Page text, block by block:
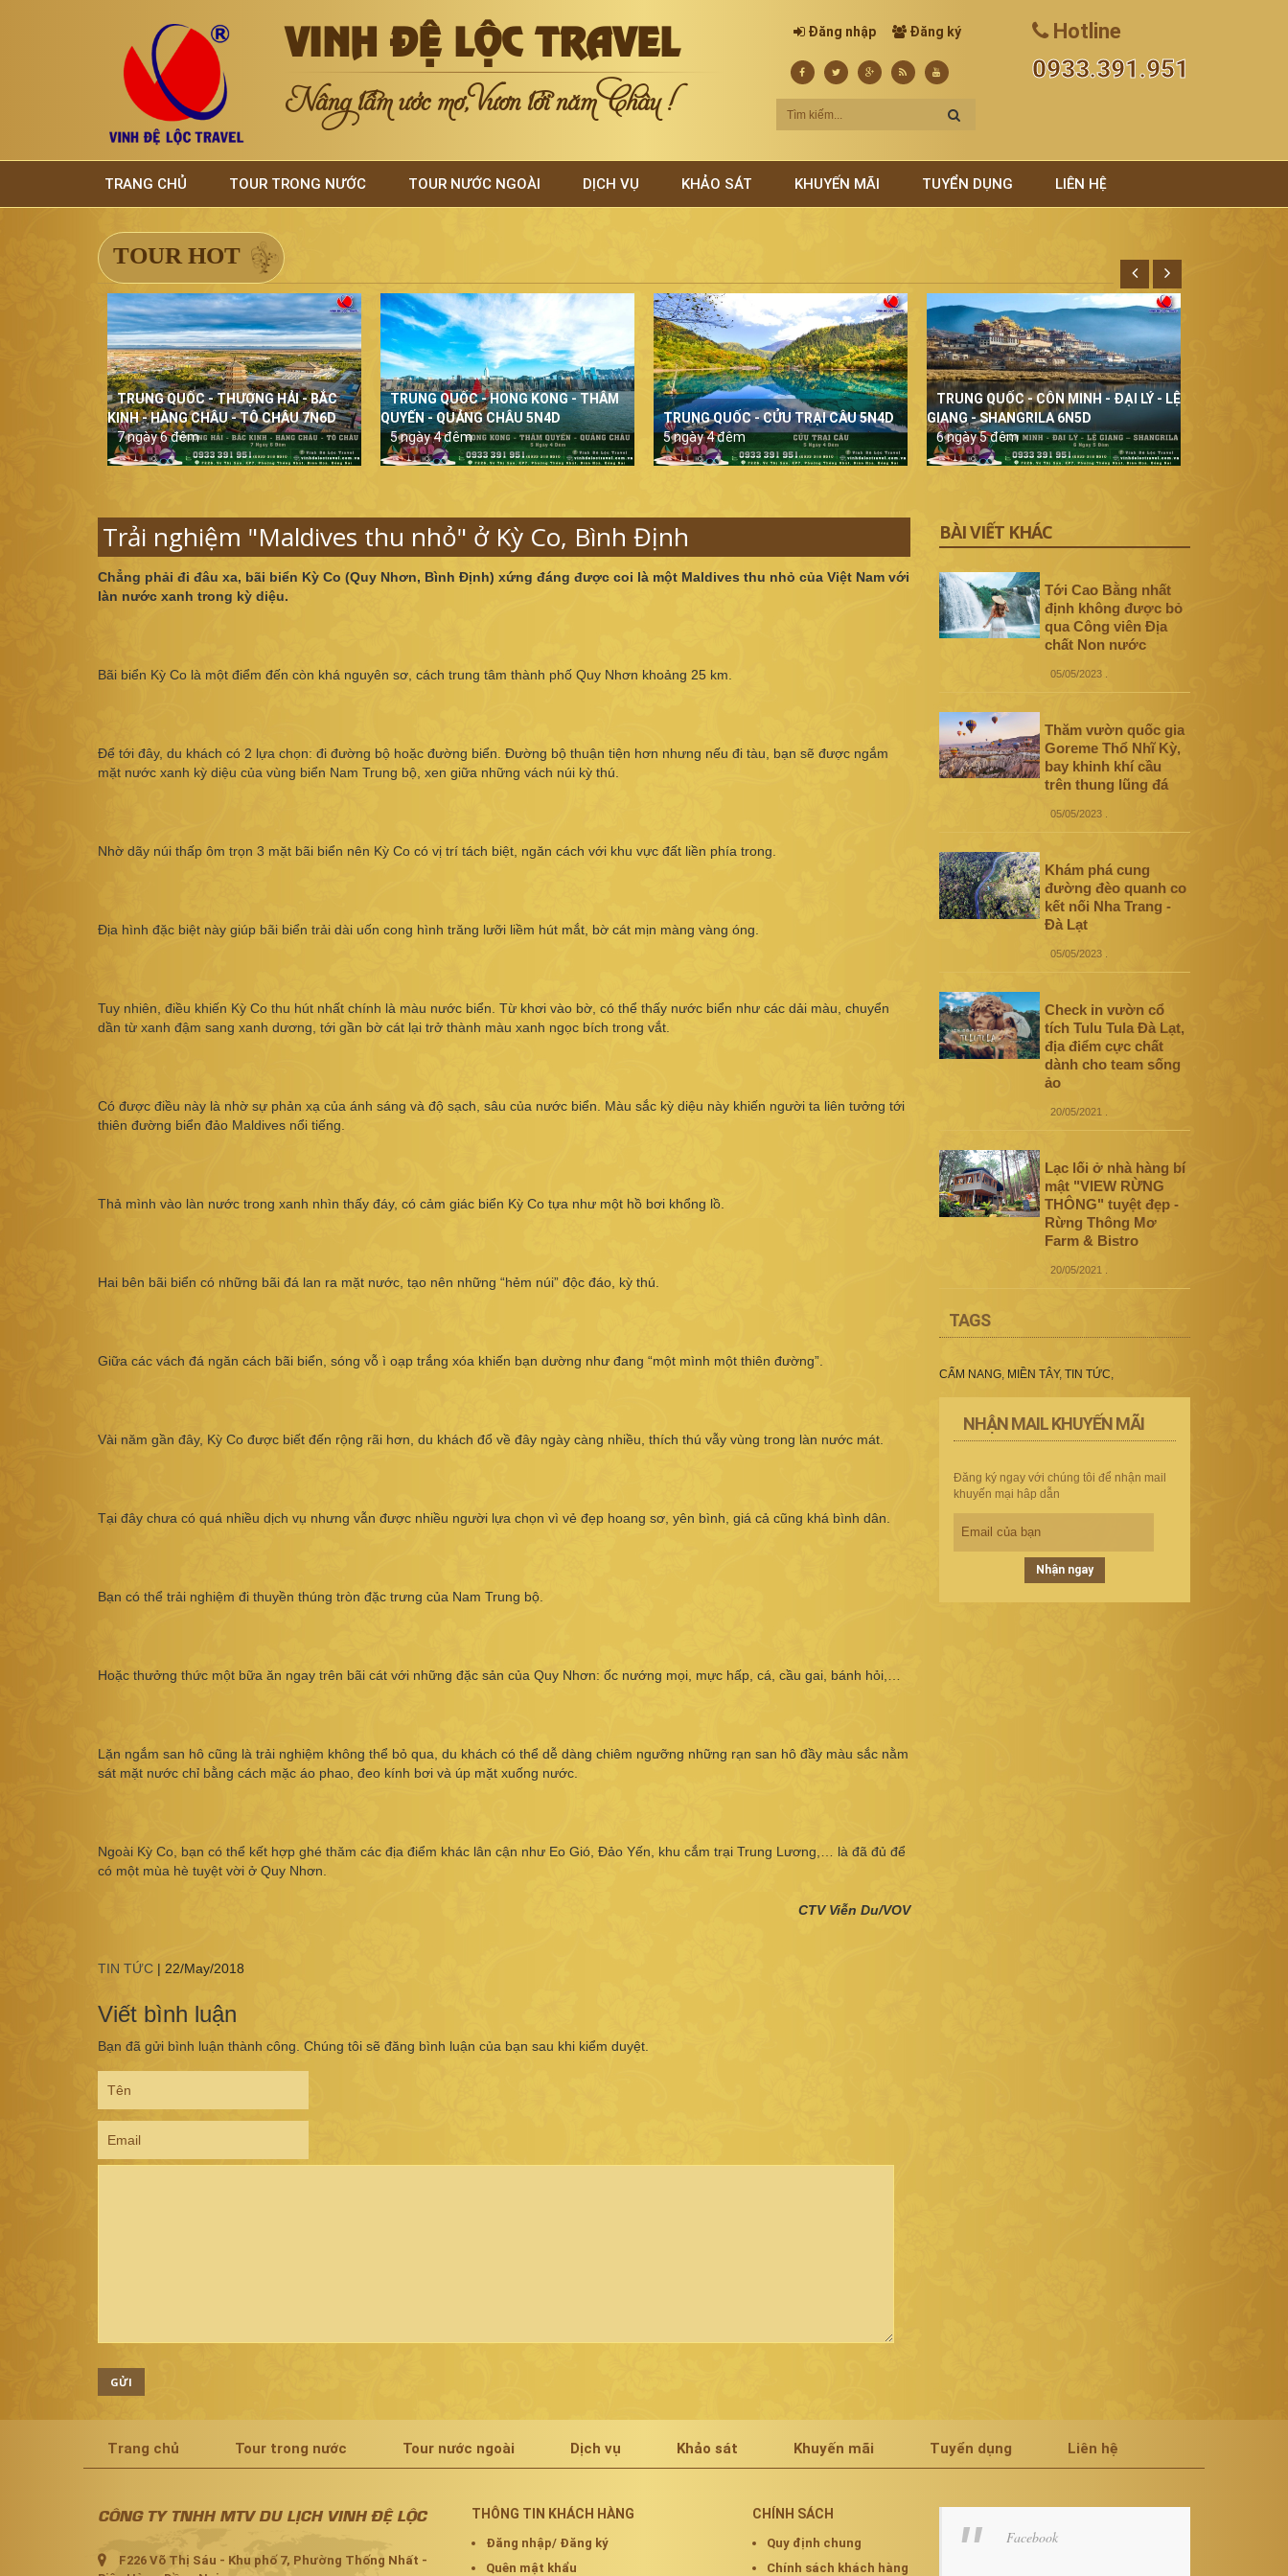
VINH ĐỆ LỘC TRAVEL
Nâng tầm ước mơ, Vươn tới năm Châu !
Đăng nhập Đăng ký Hotline
0933.391.951
TRANG CHỦ TOUR TRONG NƯỚC TOUR NƯỚC NGOÀI DỊCH VỤ KHẢO SÁT KHUYẾN MÃI TUYỂN DỤNG LIÊN HỆ
TOUR HOT
TRUNG QUỐC - THƯỢNG HẢI - BẮC
KINH - HÀNG CHÂU - TÔ CHÂU 7N6D
7 ngày 6 đêm
TRUNG QUỐC - HONG KONG - THÂM
QUYẾN - QUẢNG CHÂU 5N4D
5 ngày 4 đêm
TRUNG QUỐC - CỬU TRẠI CÂU 5N4D
5 ngày 4 đêm
TRUNG QUỐC - CÔN MINH - ĐẠI LÝ - LỆ
GIANG - SHANGRILA 6N5D
6 ngày 5 đêm
Trải nghiệm "Maldives thu nhỏ" ở Kỳ Co, Bình Định
Chẳng phải đi đâu xa, bãi biển Kỳ Co (Quy Nhơn, Bình Định) xứng đáng được coi là một Maldives thu nhỏ của Việt Nam với
làn nước xanh trong kỳ diệu.
Bãi biển Kỳ Co là một điểm đến còn khá nguyên sơ, cách trung tâm thành phố Quy Nhơn khoảng 25 km.
Để tới đây, du khách có 2 lựa chọn: đi đường bộ hoặc đường biển. Đường bộ thuận tiện hơn nhưng nếu đi tàu, bạn sẽ được ngắm
mặt nước xanh kỳ diệu của vùng biển Nam Trung bộ, xen giữa những vách núi kỳ thú.
Nhờ dãy núi thấp ôm trọn 3 mặt bãi biển nên Kỳ Co có vị trí tách biệt, ngăn cách với khu vực đất liền phía trong.
Địa hình đặc biệt này giúp bãi biển trải dài uốn cong hình trăng lưỡi liềm hút mắt, bờ cát mịn màng vàng óng.
Tuy nhiên, điều khiến Kỳ Co thu hút nhất chính là màu nước biển. Từ khơi vào bờ, có thể thấy nước biển như các dải màu, chuyển
dần từ xanh đậm sang xanh dương, tới gần bờ cát lại trở thành màu xanh ngọc bích trong vắt.
Có được điều này là nhờ sự phản xạ của ánh sáng và độ sạch, sâu của nước biển. Màu sắc kỳ diệu này khiến người ta liên tưởng tới
thiên đường biển đảo Maldives nổi tiếng.
Thả mình vào làn nước trong xanh nhìn thấy đáy, có cảm giác biển Kỳ Co tựa như một hồ bơi khổng lồ.
Hai bên bãi biển có những bãi đá lan ra mặt nước, tạo nên những “hẻm núi” độc đáo, kỳ thú.
Giữa các vách đá ngăn cách bãi biển, sóng vỗ ì oạp trắng xóa khiến bạn dường như đang “một mình một thiên đường”.
Vài năm gần đây, Kỳ Co được biết đến rộng rãi hơn, du khách đổ về đây ngày càng nhiều, thích thú vẫy vùng trong làn nước mát.
Tại đây chưa có quá nhiều dịch vụ nhưng vẫn được nhiều người lựa chọn vì vẻ đẹp hoang sơ, yên bình, giá cả cũng khá bình dân.
Bạn có thể trải nghiệm đi thuyền thúng tròn đặc trưng của Nam Trung bộ.
Hoặc thưởng thức một bữa ăn ngay trên bãi cát với những đặc sản của Quy Nhơn: ốc nướng mọi, mực hấp, cá, cầu gai, bánh hỏi,…
Lặn ngắm san hô cũng là trải nghiệm không thể bỏ qua, du khách có thể dễ dàng chiêm ngưỡng những rạn san hô đầy màu sắc nằm
sát mặt nước chỉ bằng cách mặc áo phao, đeo kính bơi và úp mặt xuống nước.
Ngoài Kỳ Co, bạn có thể kết hợp ghé thăm các địa điểm khác lân cận như Eo Gió, Đảo Yến, khu cắm trại Trung Lương,… là đã đủ để
có một mùa hè tuyệt vời ở Quy Nhơn.
CTV Viễn Du/VOV
TIN TỨC | 22/May/2018
Viết bình luận
Bạn đã gửi bình luận thành công. Chúng tôi sẽ đăng bình luận của bạn sau khi kiểm duyệt.
GỬI
BÀI VIẾT KHÁC
Tới Cao Bằng nhất
định không được bỏ
qua Công viên Địa
chất Non nước
05/05/2023.
Thăm vườn quốc gia
Goreme Thổ Nhĩ Kỳ,
bay khinh khí cầu
trên thung lũng đá
05/05/2023.
Khám phá cung
đường đèo quanh co
kết nối Nha Trang -
Đà Lạt
05/05/2023.
Check in vườn cổ
tích Tulu Tula Đà Lạt,
địa điểm cực chất
dành cho team sống
ảo
20/05/2021
Lạc lối ở nhà hàng bí
mật "VIEW RỪNG
THÔNG" tuyệt đẹp -
Rừng Thông Mơ
Farm & Bistro
20/05/2021
TAGS
CẨM NANG, MIỀN TÂY, TIN TỨC
NHẬN MAIL KHUYẾN MÃI
Đăng ký ngay với chúng tôi để nhận mail
khuyến mại hâp dẫn
Nhận ngay
Trang chủ Tour trong nước Tour nước ngoài Dịch vụ Khảo sát Khuyến mãi Tuyển dụng Liên hệ
CÔNG TY TNHH MTV DU LỊCH VINH ĐỆ LỘC
F226 Võ Thị Sáu - Khu phố 7, Phường Thống Nhất -
THÔNG TIN KHÁCH HÀNG
Đăng nhập/ Đăng ký
Quên mật khẩu
CHÍNH SÁCH
Quy định chung
Chính sách khách hàng
Facebook